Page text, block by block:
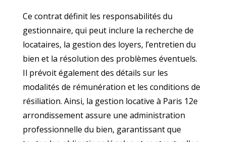
Ce contrat définit les responsabilités du
gestionnaire, qui peut inclure la recherche de
locataires, la gestion des loyers, l’entretien du
bien et la résolution des problèmes éventuels.
Il prévoit également des détails sur les
modalités de rémunération et les conditions de
résiliation. Ainsi, la gestion locative à Paris 12e
arrondissement assure une administration
professionnelle du bien, garantissant que